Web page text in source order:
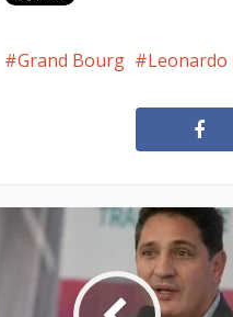
Grand Bourg